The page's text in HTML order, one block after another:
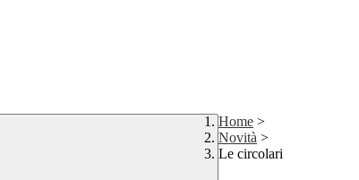
Home >
Novità >
Le circolari